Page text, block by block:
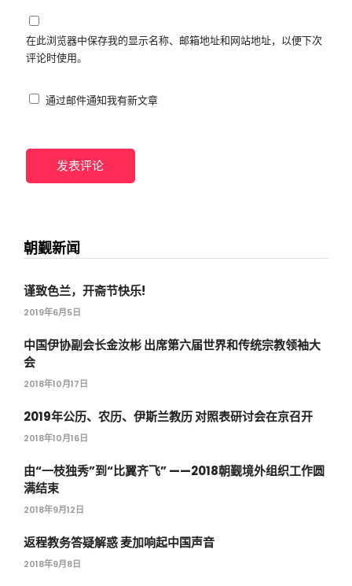
在此浏览器中保存我的显示名称、邮箱地址和网站地址，以便下次
评论时使用。
通过邮件通知我有新文章
朝觐新闻
谨致色兰，开斋节快乐!
2019年6月5日
中国伊协副会长金汝彬 出席第六届世界和传统宗教领袖大
会
2018年10月17日
2019年公历、农历、伊斯兰教历 对照表研讨会在京召开
2018年10月16日
由“一枝独秀”到“比翼齐飞” ——2018朝觐境外组织工作圆
满结束
2018年9月12日
返程教务答疑解惑 麦加响起中国声音
2018年9月8日